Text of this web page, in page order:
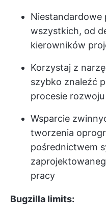
Niestandardowe
wszystkich, od
kierowników
Korzystaj z
szybko znaleźć
procesie rozwoju
Wsparcie
tworzenia
pośrednictwem
pracy
Bugzilla limits: